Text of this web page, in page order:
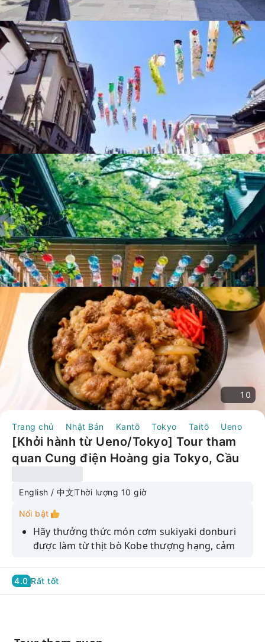
10
Trang chủ Nhật Bản Kantō Tokyo Taitō Ueno
[Khởi hành từ Ueno/Tokyo] Tour tham
quan Cung điện Hoàng gia Tokyo, Cầu
xe buýt trong ngày | Bao gồm bữa trưa
(Món Sukiyaki và Cơm bò Kobe) (Hướng
dẫn viên tiếng Trung/tiếng Anh)
English / 中文Thời lượng 10 giờ
Nổi bật
Hãy thưởng thức món cơm sukiyaki donburi
được làm từ thịt bò Kobe thượng hạng, cảm
thịt cùng hương vị Nhật Bản đậm đà và ngọt
ngào, và trải nghiệm sự quyến rũ độc đáo của
trong những địa danh mang tính biểu tượng
4.0 Rất tốt